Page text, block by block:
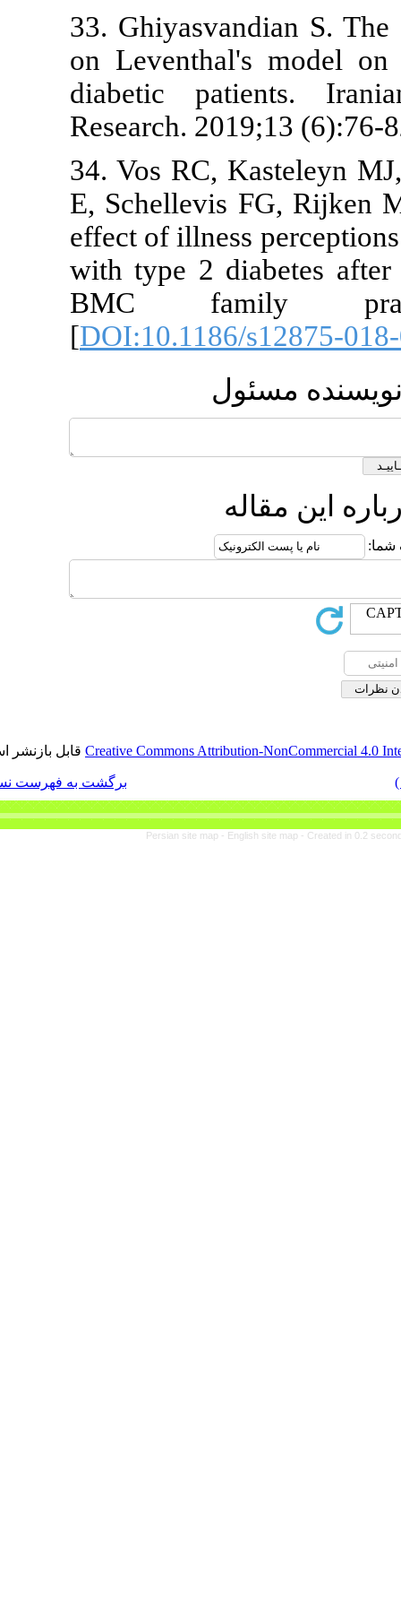
33.
on
diabetic
Research.
34. Vos RC,
E,
effect of
with type 2
BMC
[
Creative Commonsقابل بازنشر است.
Persian site map -